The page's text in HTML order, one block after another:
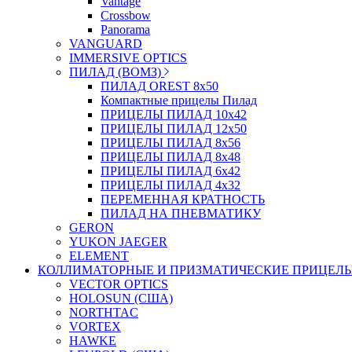
Crossbow
Panorama
VANGUARD
IMMERSIVE OPTICS
ПИЛАД (ВОМЗ)
ПИЛАД OREST 8х50
Компактные прицелы Пилад
ПРИЦЕЛЫ ПИЛАД 10х42
ПРИЦЕЛЫ ПИЛАД 12х50
ПРИЦЕЛЫ ПИЛАД 8х56
ПРИЦЕЛЫ ПИЛАД 8х48
ПРИЦЕЛЫ ПИЛАД 6х42
ПРИЦЕЛЫ ПИЛАД 4х32
ПЕРЕМЕННАЯ КРАТНОСТЬ
ПИЛАД НА ПНЕВМАТИКУ
GERON
YUKON JAEGER
ELEMENT
КОЛЛИМАТОРНЫЕ И ПРИЗМАТИЧЕСКИЕ
VECTOR OPTICS
HOLOSUN (США)
NORTHTAC
VORTEX
HAWKE